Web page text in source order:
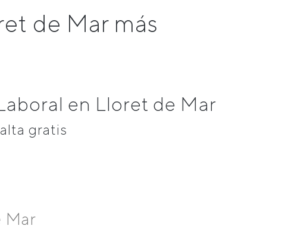
de Mar más
en Lloret de Mar
gratis
Mar